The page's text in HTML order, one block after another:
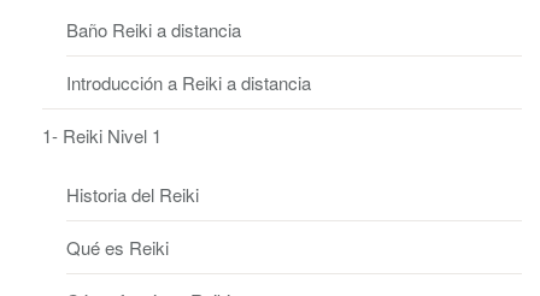
Baño Reiki a distancia
Introducción a Reiki a distancia
1- Reiki Nivel 1
Historia del Reiki
Qué es Reiki